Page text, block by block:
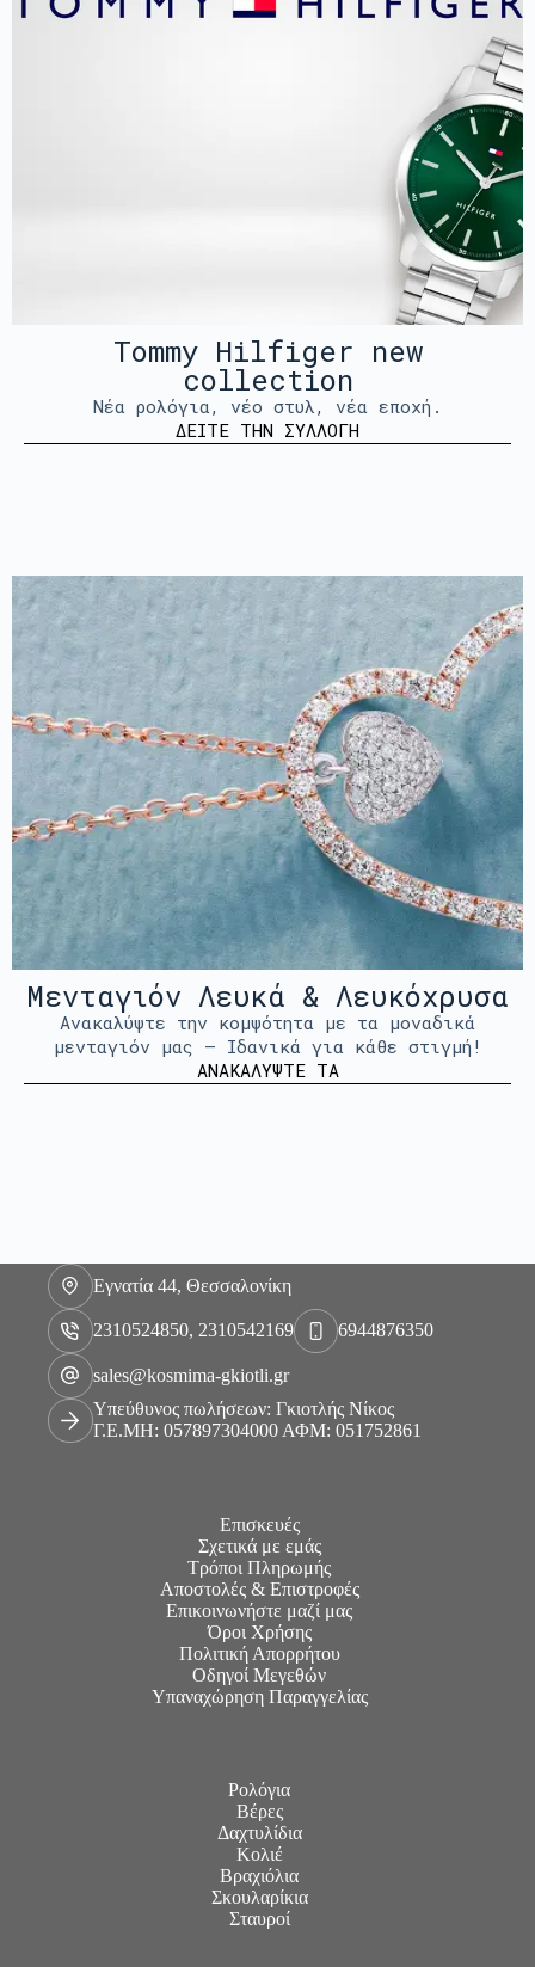
Tommy Hilfiger new
collection
Νέα ρολόγια, νέο στυλ, νέα εποχή.
ΔΕΙΤΕ ΤΗΝ ΣΥΛΛΟΓΗ
Μενταγιόν Λευκά & Λευκόχρυσα
Ανακαλύψτε την κομψότητα με τα μοναδικά
μενταγιόν μας – Ιδανικά για κάθε στιγμή!
ΑΝΑΚΑΛΥΨΤΕ ΤΑ
Εγνατία 44, Θεσσαλονίκη
2310524850, 2310542169 6944876350
sales@kosmima-gkiotli.gr
Υπεύθυνος πωλήσεων: Γκιοτλής Νίκος
Γ.Ε.ΜΗ: 057897304000 ΑΦΜ: 051752861
Επισκευές
Σχετικά με εμάς
Τρόποι Πληρωμής
Αποστολές & Επιστροφές
Επικοινωνήστε μαζί μας
Όροι Χρήσης
Πολιτική Απορρήτου
Οδηγοί Μεγεθών
Υπαναχώρηση Παραγγελίας
Ρολόγια
Βέρες
Δαχτυλίδια
Κολιέ
Βραχιόλια
Σκουλαρίκια
Σταυροί